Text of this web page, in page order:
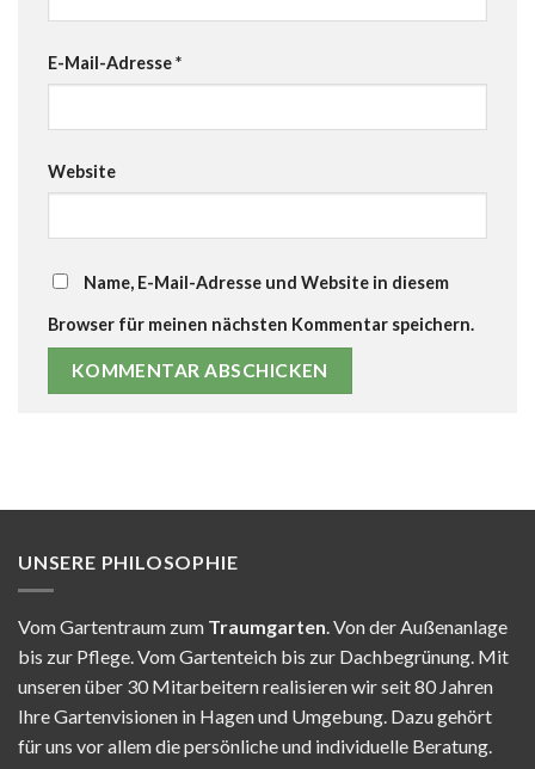
E-Mail-Adresse*
Website
Name, E-Mail-Adresse und Website in diesem
Browser für meinen nächsten Kommentar speichern.
UNSERE PHILOSOPHIE
Vom Gartentraum zum Traumgarten. Von der Außenanlage
bis zur Pflege. Vom Gartenteich bis zur Dachbegrünung. Mit
unseren über 30 Mitarbeitern realisieren wir seit 80 Jahren
Ihre Gartenvisionen in Hagen und Umgebung. Dazu gehört
für uns vor allem die persönliche und individuelle Beratung.